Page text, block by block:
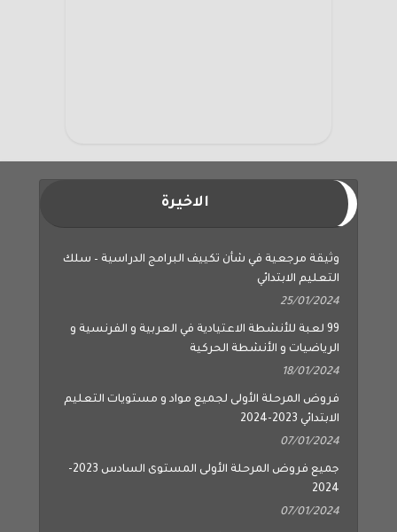
الاخيرة
وثيقة مرجعية في شأن تكييف البرامج الدراسية – سلك
التعليم الابتدائي
25/01/2024
99 لعبة للأنشطة الاعتيادية في العربية و الفرنسية و
الرياضيات و الأنشطة الحركية
18/01/2024
فروض المرحلة الأولى لجميع مواد و مستويات التعليم
الابتدائي 2023-2024
07/01/2024
جميع فروض المرحلة الأولى المستوى السادس 2023-
2024
07/01/2024